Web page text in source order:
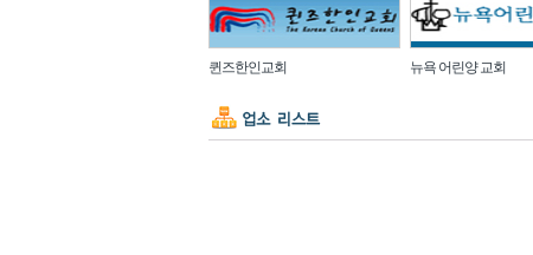
퀸즈한인교회 뉴욕 어린양 교회